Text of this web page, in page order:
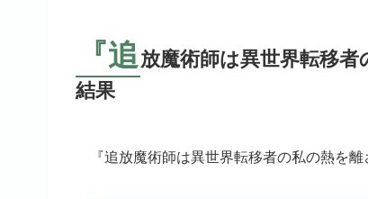
『追放魔術師は異世界転移
結果
『追放魔術師は異世界転移者の私の熱を